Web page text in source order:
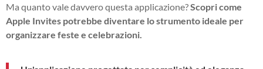
Ma quanto vale davvero questa applicazione?Scopri come
Apple Invites potrebbe diventare lo strumento ideale per
organizzare feste e celebrazioni.